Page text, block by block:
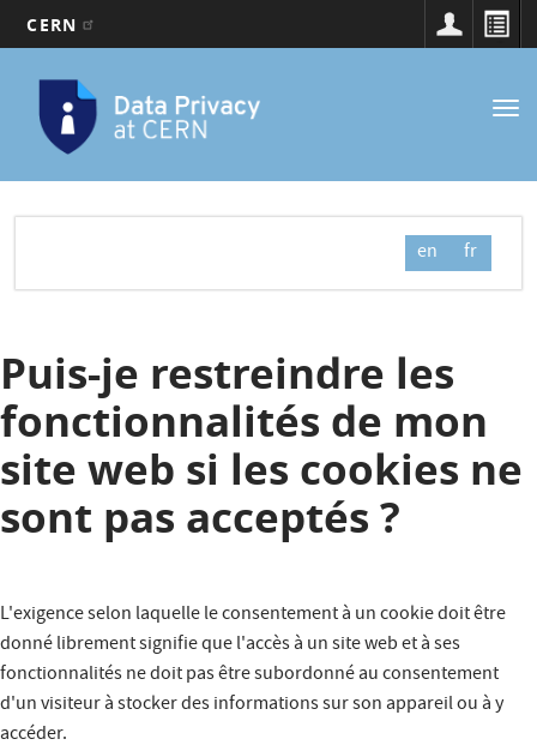
contenu
principal
CERN
Navigation
principale
en fr
Puis-je restreindre les
fonctionnalités de mon
site web si les cookies ne
sont pas acceptés ?
L'exigence selon laquelle le consentement à un cookie doit être
donné librement signifie que l'accès à un site web et à ses
fonctionnalités ne doit pas être subordonné au consentement
d'un visiteur à stocker des informations sur son appareil ou à y
accéder.